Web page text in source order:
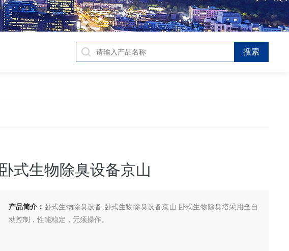
卧式生物除臭设备京山
产品简介： 卧式生物除臭设备,卧式生物除臭设备京山,卧式生物除臭塔采用全自
动控制，性能稳定，无须操作。